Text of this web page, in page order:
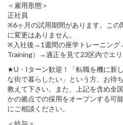
＜雇用形態＞
正社員
※6ヶ月の試用期間があります。この
に変更はありません。
※入社後→1週間の座学トレーニン
Training）→適正を見て23区内でエリ
★U・Iターン歓迎！「転職を機に新
な街で暮らしたい」という方、お待
教えて下さい。また、上記を含め全
かの拠点での採用をオープンする可
にご相談ください。
＜給与＞